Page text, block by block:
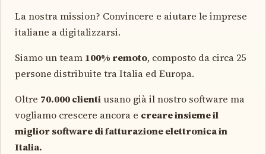
La nostra mission? Convincere e aiutare le imprese
italiane a digitalizzarsi.
Siamo un team 100% remoto, composto da circa 25
persone distribuite tra Italia ed Europa.
Oltre 70.000 clientiusano già il nostro software ma
vogliamo crescere ancora e creare insieme il
miglior software di fatturazione elettronica in
Italia.